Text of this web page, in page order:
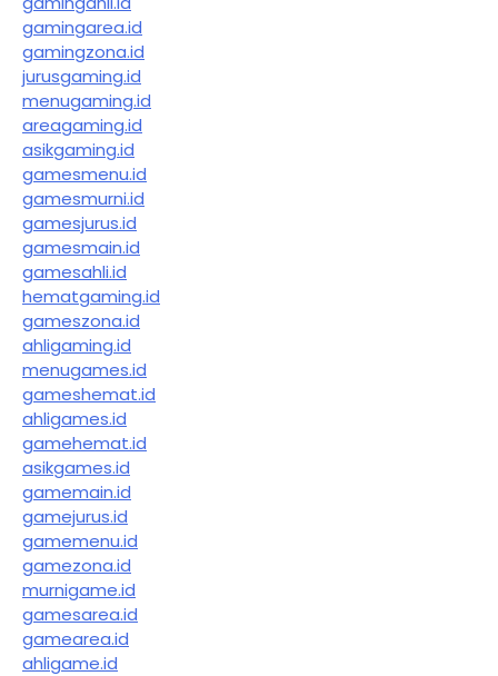
gamingarea.id
gamingzona.id
jurusgaming.id
menugaming.id
areagaming.id
asikgaming.id
gamesmenu.id
gamesmurni.id
gamesjurus.id
gamesmain.id
gamesahli.id
hematgaming.id
gameszona.id
ahligaming.id
menugames.id
gameshemat.id
ahligames.id
gamehemat.id
asikgames.id
gamemain.id
gamejurus.id
gamemenu.id
gamezona.id
murnigame.id
gamesarea.id
gamearea.id
ahligame.id